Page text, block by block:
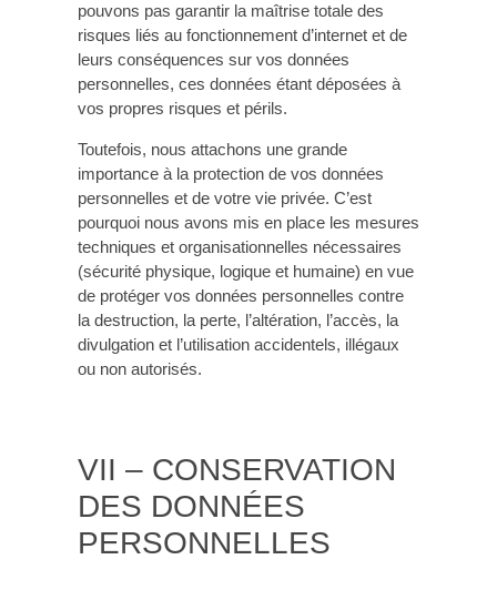
pouvons pas garantir la maîtrise totale des
risques liés au fonctionnement d’internet et de
leurs conséquences sur vos données
personnelles, ces données étant déposées à
vos propres risques et périls.
Toutefois, nous attachons une grande
importance à la protection de vos données
personnelles et de votre vie privée. C’est
pourquoi nous avons mis en place les mesures
techniques et organisationnelles nécessaires
(sécurité physique, logique et humaine) en vue
de protéger vos données personnelles contre
la destruction, la perte, l’altération, l’accès, la
divulgation et l’utilisation accidentels, illégaux
ou non autorisés.
VII – CONSERVATION
DES DONNÉES
PERSONNELLES